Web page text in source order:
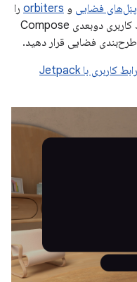
پنل‌های فضایی و orbiters را
ارائه می‌دهد که به شما امکان می‌دهد رابط کاربری دوبعدی Compose
بخش «توسعه رابط کاربری با Jetpack